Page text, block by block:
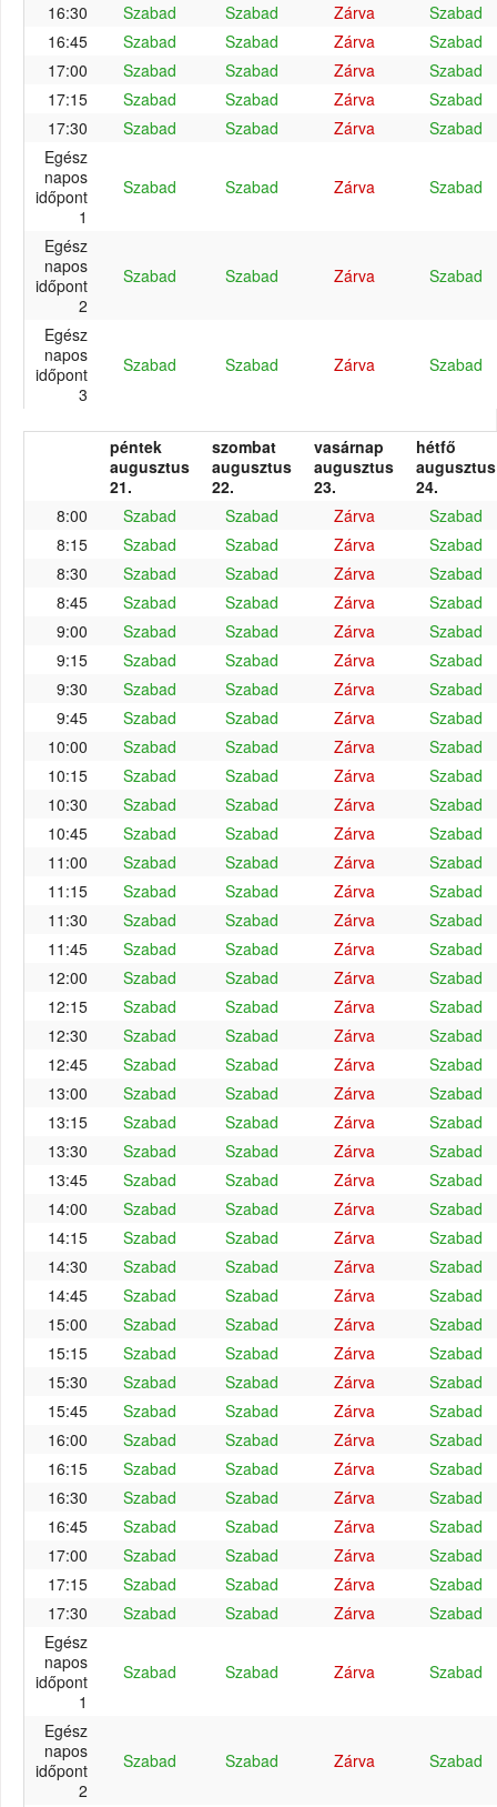
16:30 Szabad Szabad Zárva
Szabad
16:45
Szabad Szabad Zárva
Szabad
17:00
Szabad Szabad Zárva
Szabad
17:15
Szabad Szabad Zárva
Szabad
17:30
Szabad Szabad Zárva
Szabad
Egész
napos
időpont
1
Szabad Szabad Zárva Szabad
Egész
napos
időpont
2
Szabad Szabad Zárva Szabad
Egész
napos
időpont
3
Szabad Szabad Zárva Szabad
péntek
augusztus
21.
szombat
augusztus
22.
vasárnap
augusztus
23.
hétfő
augusztus
24.
8:00
Szabad Szabad Zárva
Szabad
8:15
Szabad Szabad Zárva
Szabad
8:30
Szabad Szabad Zárva
Szabad
8:45
Szabad Szabad Zárva
Szabad
9:00
Szabad Szabad Zárva
Szabad
9:15
Szabad Szabad Zárva
Szabad
9:30
Szabad Szabad Zárva
Szabad
9:45
Szabad Szabad Zárva
Szabad
10:00
Szabad Szabad Zárva
Szabad
10:15
Szabad Szabad Zárva
Szabad
10:30
Szabad Szabad Zárva
Szabad
10:45
Szabad Szabad Zárva
Szabad
11:00
Szabad Szabad Zárva
Szabad
11:15
Szabad Szabad Zárva
Szabad
11:30
Szabad Szabad Zárva
Szabad
11:45
Szabad Szabad Zárva
Szabad
12:00
Szabad Szabad Zárva
Szabad
12:15
Szabad Szabad Zárva
Szabad
12:30
Szabad Szabad Zárva
Szabad
12:45
Szabad Szabad Zárva
Szabad
13:00
Szabad Szabad Zárva
Szabad
13:15
Szabad Szabad Zárva
Szabad
13:30
Szabad Szabad Zárva
Szabad
13:45
Szabad Szabad Zárva
Szabad
14:00
Szabad Szabad Zárva
Szabad
14:15
Szabad Szabad Zárva
Szabad
14:30
Szabad Szabad Zárva
Szabad
14:45
Szabad Szabad Zárva
Szabad
15:00
Szabad Szabad Zárva
Szabad
15:15
Szabad Szabad Zárva
Szabad
15:30
Szabad Szabad Zárva
Szabad
15:45
Szabad Szabad Zárva
Szabad
16:00
Szabad Szabad Zárva
Szabad
16:15
Szabad Szabad Zárva
Szabad
16:30
Szabad Szabad Zárva
Szabad
16:45
Szabad Szabad Zárva
Szabad
17:00
Szabad Szabad Zárva
Szabad
17:15
Szabad Szabad Zárva
Szabad
17:30
Szabad Szabad Zárva
Szabad
Egész
napos
időpont
1
Szabad Szabad Zárva Szabad
Egész
napos
időpont
2
Szabad Szabad Zárva Szabad